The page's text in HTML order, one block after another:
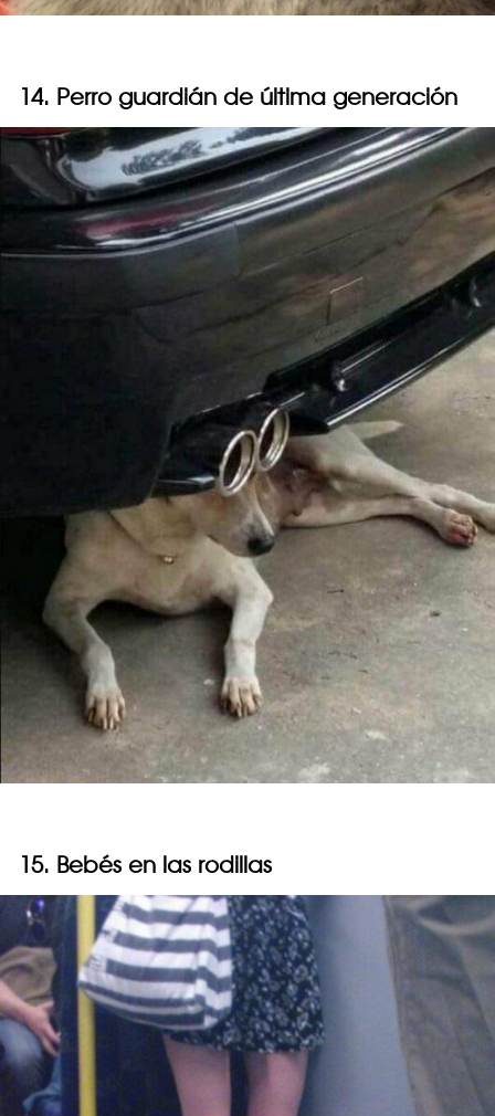
14. Perro guardián de última generación
15. Bebés en las rodillas